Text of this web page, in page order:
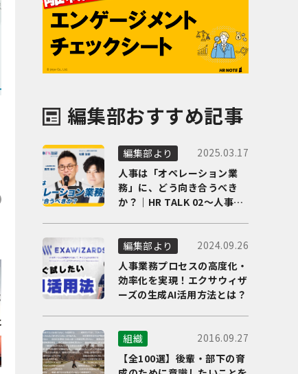
編集部おすすめ記事
編集部より
2025.03.17
人事は「オペレーション業
務」に、どう向き合うべき
か？｜HR TALK 02～人事DX
編集部より
2024.09.26
人事業務プロセスの高度化・
効率化を実現！エクサウィザ
ーズの生成AI活用方法とは？
組織
2016.09.27
【全100選】後輩・部下の育